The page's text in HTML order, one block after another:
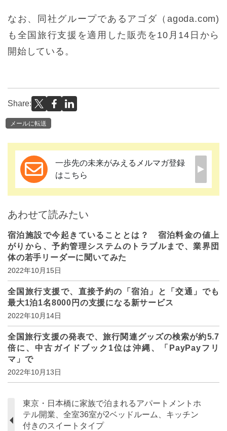
なお、同社グループであるアゴダ（agoda.com)
も全国旅行支援を適用した販売を10月14日から
開始している。
Share:
メールに転送
一歩先の未来がみえるメルマガ登録
はこちら
あわせて読みたい
宿泊施設で今起きていることとは？ 宿泊料金の値上
がりから、予約管理システムのトラブルまで、業界団
体の若手リーダーに聞いてみた
2022年10月15日
全国旅行支援で、直接予約の「宿泊」と「交通」でも
最大1泊1名8000円の支援になる新サービス
2022年10月14日
全国旅行支援の発表で、旅行関連グッズの検索が約5.7
倍に、中古ガイドブック1位は沖縄、「PayPayフリ
マ」で
2022年10月13日
東京・日本橋に家族で泊まれるアパートメントホ
テル開業、全室36室が2ベッドルーム、キッチン
付きのスイートタイプ